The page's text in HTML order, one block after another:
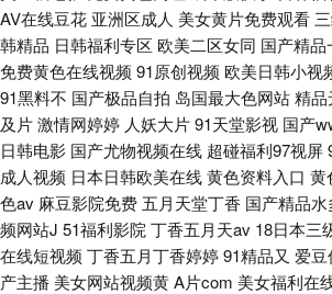
AV在线豆花 亚洲区成人 美女黄片免费观看
韩精品 日韩福利专区 欧美二区女同 国产精品
免费黄色在线视频 91原创视频 欧美日韩小视
91黑料不 国产极品自拍 岛国最大色网站精品
及片激情网婷婷 人妖大片91天堂影视 国产
日韩电影 国产尤物视频在线 超碰福利97视屏
成人视频 日本日韩欧美在线黄色资料入口 黄
色av 麻豆影院免费 五月天堂丁香 国产精品水
频网站J 51福利影院 丁香五月天av 18日本三
在线短视频 丁香五月丁香婷婷91精品又 爱
产主播 美女网站视频黄A片com 美女福利在